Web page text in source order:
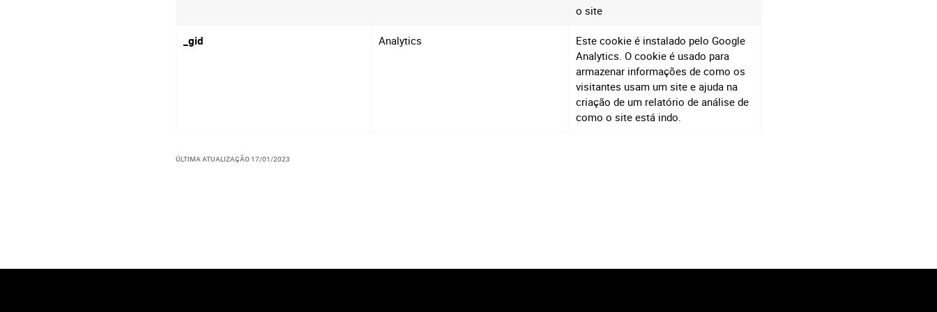
o site
_gid Analytics
Este cookie é instalado pelo Google
Analytics. O cookie é usado para
armazenar informações de como os
visitantes usam um site e ajuda na
criação de um relatório de análise de
como o site está indo.
ÚLTIMA ATUALIZAÇÃO 17/01/2023